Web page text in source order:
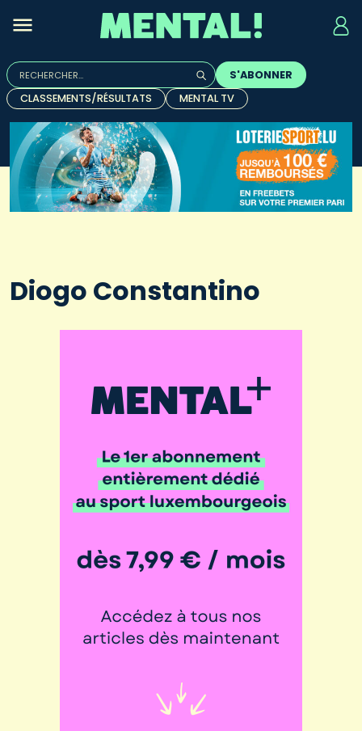
Rechercher :
Quand les résultats de l'auto-complétion sont
S'ABONNER
CLASSEMENTS/RÉSULTATS
MENTAL TV
Diogo Constantino